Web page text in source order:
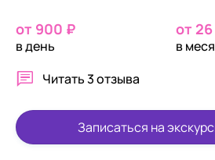
от 900 ₽
в день
от
в
Читать3 отзыва
Записаться на